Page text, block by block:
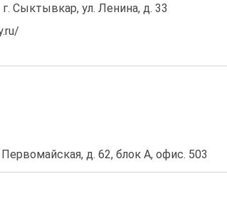
Сыктывкар, ул. Ленина, д. 33
д. 62, блок А, офис. 503